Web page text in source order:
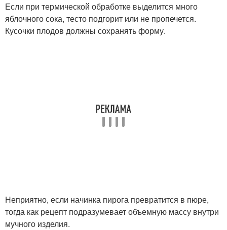
Если при термической обработке выделится много
яблочного сока, тесто подгорит или не пропечется.
Кусочки плодов должны сохранять форму.
Неприятно, если начинка пирога превратится в пюре,
тогда как рецепт подразумевает объемную массу внутри
мучного изделия.